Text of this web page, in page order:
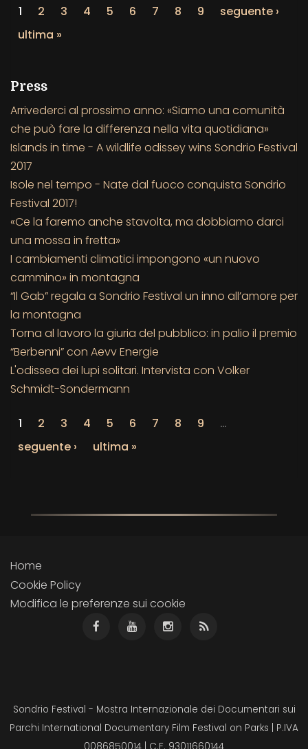
1 2 3 4 5 6 7 8 9
seguente ›
ultima »
Press
Arrivederci al prossimo anno: «Siamo una comunità
che può fare la differenza nella vita quotidiana»
Islands in time - A wildlife odissey wins Sondrio Festival
2017
Isole nel tempo - Nate dal fuoco conquista Sondrio
Festival 2017!
«Ce la faremo anche stavolta, ma dobbiamo darci
una mossa in fretta»
I cambiamenti climatici impongono «un nuovo
cammino» in montagna
“Il Gab” regala a Sondrio Festival un inno all’amore per
la montagna
Torna al lavoro la giuria del pubblico: in palio il premio
“Berbenni” con Aevv Energie
L'odissea dei lupi solitari. Intervista con Volker
Schmidt-Sondermann
1 2 3 4 5 6 7 8 9
…
seguente ›
ultima »
Home
Cookie Policy
Modifica le preferenze sui cookie
Sondrio Festival - Mostra Internazionale dei Documentari sui
Parchi International Documentary Film Festival on Parks | P.IVA